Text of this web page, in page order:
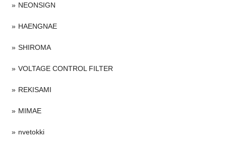
NEONSIGN
HAENGNAE
SHIROMA
VOLTAGE CONTROL FILTER
REKISAMI
MIMAE
nvetokki